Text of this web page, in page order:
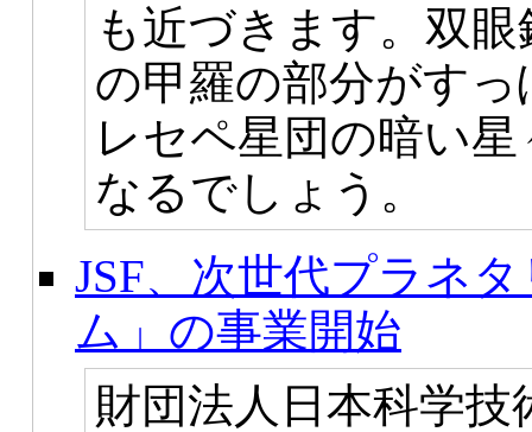
も近づきます。双
の甲羅の部分がす
レセペ星団の暗い
なるでしょう。
JSF、次世代プラネ
ム」の事業開始
財団法人日本科学